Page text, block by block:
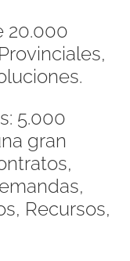
20.000
5.000
gran
Recursos,